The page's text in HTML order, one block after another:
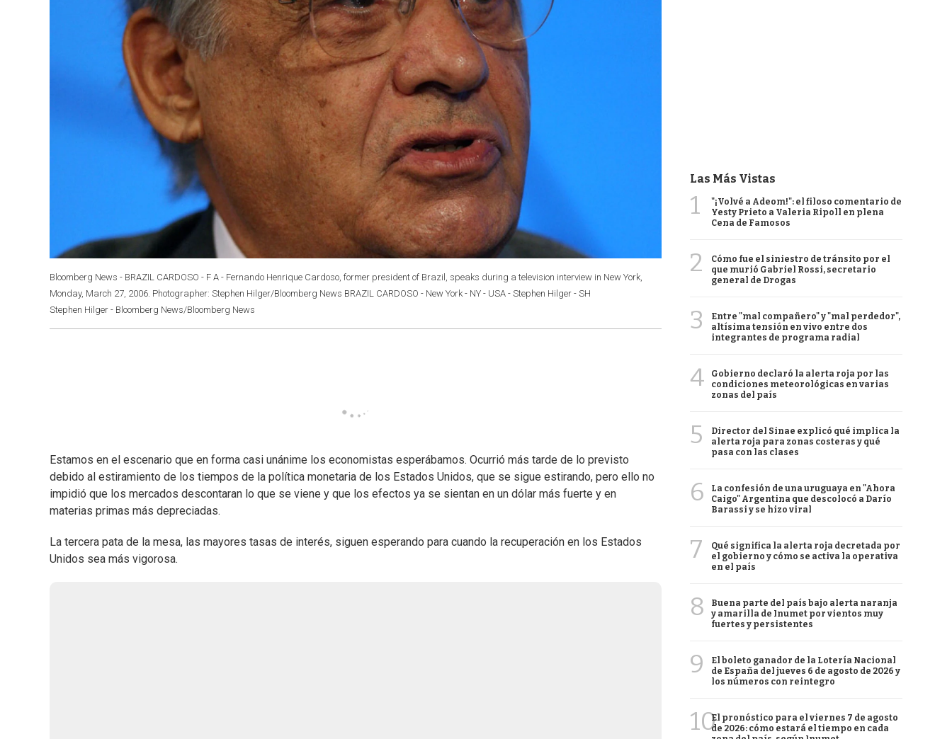
Bloomberg News - BRAZIL CARDOSO - F A - Fernando Henrique Cardoso, former president of Brazil, speaks during a television interview in New York,
Monday, March 27, 2006. Photographer: Stephen Hilger/Bloomberg News BRAZIL CARDOSO - New York - NY - USA - Stephen Hilger - SH
Stephen Hilger - Bloomberg News/Bloomberg News
Estamos en el escenario que en forma casi unánime los economistas esperábamos. Ocurrió más tarde de lo previsto
debido al estiramiento de los tiempos de la política monetaria de los Estados Unidos, que se sigue estirando, pero ello no
impidió que los mercados descontaran lo que se viene y que los efectos ya se sientan en un dólar más fuerte y en
materias primas más depreciadas.
La tercera pata de la mesa, las mayores tasas de interés, siguen esperando para cuando la recuperación en los Estados
Unidos sea más vigorosa.
Las Más Vistas
1
"¡Volvé a Adeom!": el filoso comentario de
Yesty Prieto a Valeria Ripoll en plena
Cena de Famosos
2
Cómo fue el siniestro de tránsito por el
que murió Gabriel Rossi, secretario
general de Drogas
3
Entre "mal compañero" y "mal perdedor",
altísima tensión en vivo entre dos
integrantes de programa radial
4
Gobierno declaró la alerta roja por las
condiciones meteorológicas en varias
zonas del país
5
Director del Sinae explicó qué implica la
alerta roja para zonas costeras y qué
pasa con las clases
6
La confesión de una uruguaya en "Ahora
Caigo" Argentina que descolocó a Darío
Barassi y se hizo viral
7
Qué significa la alerta roja decretada por
el gobierno y cómo se activa la operativa
en el país
8
Buena parte del país bajo alerta naranja
y amarilla de Inumet por vientos muy
fuertes y persistentes
9
El boleto ganador de la Lotería Nacional
de España del jueves 6 de agosto de 2026 y
los números con reintegro
10El pronóstico para el viernes 7 de agosto
de 2026: cómo estará el tiempo en cada